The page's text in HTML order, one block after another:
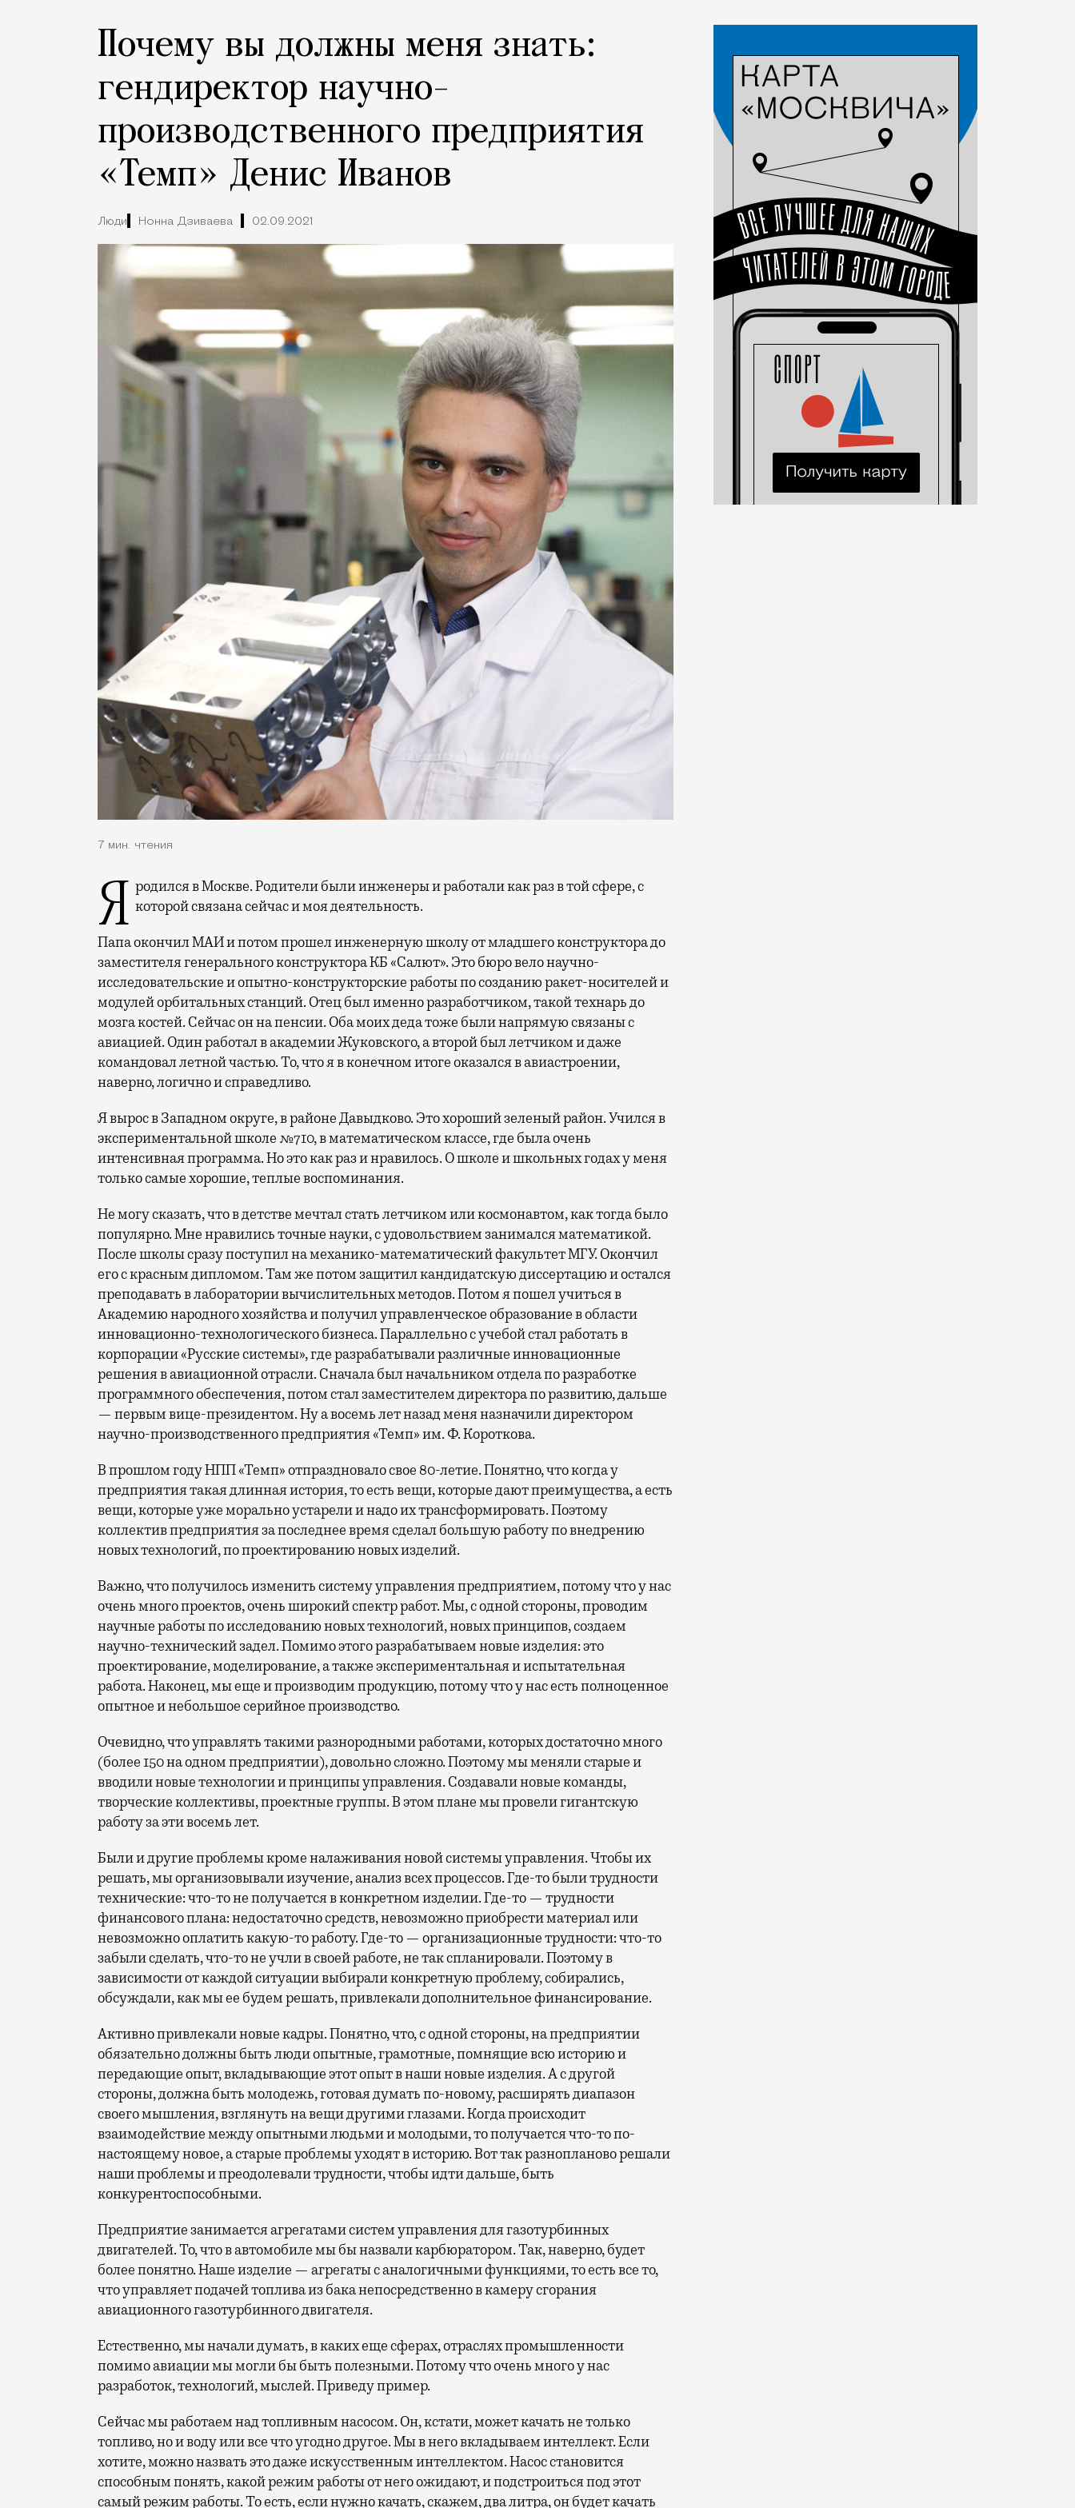
Почему вы должны меня знать:
гендиректор научно-
производственного предприятия
«Темп» Денис Иванов
Люди Нонна Дзиваева 02.09.2021
7 мин. чтения
Я родился в Москве. Родители были инженеры и работали как раз в той сфере, с которой связана сейчас и моя деятельность.
Папа окончил МАИ и потом прошел инженерную школу от младшего конструктора до
заместителя генерального конструктора КБ «Салют». Это бюро вело научно-
исследовательские и опытно-конструкторские работы по созданию ракет-носителей и
модулей орбитальных станций. Отец был именно разработчиком, такой технарь до
мозга костей. Сейчас он на пенсии. Оба моих деда тоже были напрямую связаны с
авиацией. Один работал в академии Жуковского, а второй был летчиком и даже
командовал летной частью. То, что я в конечном итоге оказался в авиастроении,
наверно, логично и справедливо.
Я вырос в Западном округе, в районе Давыдково. Это хороший зеленый район. Учился в
экспериментальной школе №710, в математическом классе, где была очень
интенсивная программа. Но это как раз и нравилось. О школе и школьных годах у меня
только самые хорошие, теплые воспоминания.
Не могу сказать, что в детстве мечтал стать летчиком или космонавтом, как тогда было
популярно. Мне нравились точные науки, с удовольствием занимался математикой.
После школы сразу поступил на механико-математический факультет МГУ. Окончил
его с красным дипломом. Там же потом защитил кандидатскую диссертацию и остался
преподавать в лаборатории вычислительных методов. Потом я пошел учиться в
Академию народного хозяйства и получил управленческое образование в области
инновационно-технологического бизнеса. Параллельно с учебой стал работать в
корпорации «Русские системы», где разрабатывали различные инновационные
решения в авиационной отрасли. Сначала был начальником отдела по разработке
программного обеспечения, потом стал заместителем директора по развитию, дальше
— первым вице-президентом. Ну а восемь лет назад меня назначили директором
научно-производственного предприятия «Темп» им. Ф. Короткова.
В прошлом году НПП «Темп» отпраздновало свое 80-летие. Понятно, что когда у
предприятия такая длинная история, то есть вещи, которые дают преимущества, а есть
вещи, которые уже морально устарели и надо их трансформировать. Поэтому
коллектив предприятия за последнее время сделал большую работу по внедрению
новых технологий, по проектированию новых изделий.
Важно, что получилось изменить систему управления предприятием, потому что у нас
очень много проектов, очень широкий спектр работ. Мы, с одной стороны, проводим
научные работы по исследованию новых технологий, новых принципов, создаем
научно-технический задел. Помимо этого разрабатываем новые изделия: это
проектирование, моделирование, а также экспериментальная и испытательная
работа. Наконец, мы еще и производим продукцию, потому что у нас есть полноценное
опытное и небольшое серийное производство.
Очевидно, что управлять такими разнородными работами, которых достаточно много
(более 150 на одном предприятии), довольно сложно. Поэтому мы меняли старые и
вводили новые технологии и принципы управления. Создавали новые команды,
творческие коллективы, проектные группы. В этом плане мы провели гигантскую
работу за эти восемь лет.
Были и другие проблемы кроме налаживания новой системы управления. Чтобы их
решать, мы организовывали изучение, анализ всех процессов. Где-то были трудности
технические: что-то не получается в конкретном изделии. Где-то — трудности
финансового плана: недостаточно средств, невозможно приобрести материал или
невозможно оплатить какую-то работу. Где-то — организационные трудности: что-то
забыли сделать, что-то не учли в своей работе, не так спланировали. Поэтому в
зависимости от каждой ситуации выбирали конкретную проблему, собирались,
обсуждали, как мы ее будем решать, привлекали дополнительное финансирование.
Активно привлекали новые кадры. Понятно, что, с одной стороны, на предприятии
обязательно должны быть люди опытные, грамотные, помнящие всю историю и
передающие опыт, вкладывающие этот опыт в наши новые изделия. А с другой
стороны, должна быть молодежь, готовая думать по-новому, расширять диапазон
своего мышления, взглянуть на вещи другими глазами. Когда происходит
взаимодействие между опытными людьми и молодыми, то получается что-то по-
настоящему новое, а старые проблемы уходят в историю. Вот так разнопланово решали
наши проблемы и преодолевали трудности, чтобы идти дальше, быть
конкурентоспособными.
Предприятие занимается агрегатами систем управления для газотурбинных
двигателей. То, что в автомобиле мы бы назвали карбюратором. Так, наверно, будет
более понятно. Наше изделие — агрегаты с аналогичными функциями, то есть все то,
что управляет подачей топлива из бака непосредственно в камеру сгорания
авиационного газотурбинного двигателя.
Естественно, мы начали думать, в каких еще сферах, отраслях промышленности
помимо авиации мы могли бы быть полезными. Потому что очень много у нас
разработок, технологий, мыслей. Приведу пример.
Сейчас мы работаем над топливным насосом. Он, кстати, может качать не только
топливо, но и воду или все что угодно другое. Мы в него вкладываем интеллект. Если
хотите, можно назвать это даже искусственным интеллектом. Насос становится
способным понять, какой режим работы от него ожидают, и подстроиться под этот
самый режим работы. То есть, если нужно качать, скажем, два литра, он будет качать